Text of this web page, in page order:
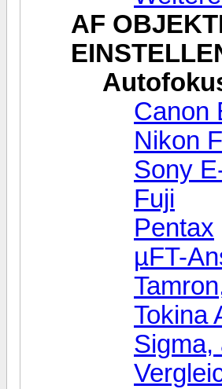
AF
Canon
Nikon
Sony
Fuji
Pentax
µFT-
Tokina
Sigma,